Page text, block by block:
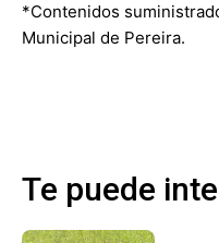
*Contenidos
Municipal de Pereira.
Te puede